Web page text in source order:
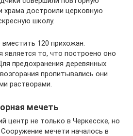
храма достроили церковную
школу.
120 прихожан.
то, что построено оно
предохранения деревянных
пропитывались они
растворами.
мечеть
центр не только в Черкесске, но
мечети началось в